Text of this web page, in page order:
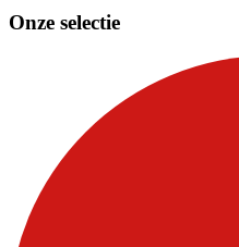
Onze selectie